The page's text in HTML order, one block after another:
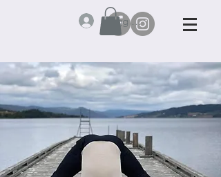
Logg inn